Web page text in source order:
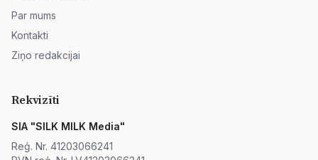
Par mums
Kontakti
Ziņo redakcijai
Rekvizīti
SIA "SILK MILK Media"
Reģ. Nr. 41203066241